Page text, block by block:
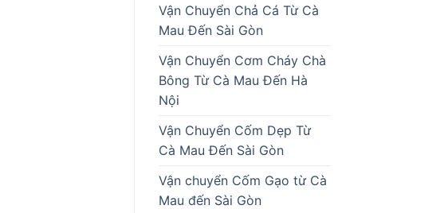
Vận Chuyển Chả Cá Từ Cà
Mau Đến Sài Gòn
Vận Chuyển Cơm Cháy Chà
Bông Từ Cà Mau Đến Hà
Nội
Vận Chuyển Cốm Dẹp Từ
Cà Mau Đến Sài Gòn
Vận chuyển Cốm Gạo từ Cà
Mau đến Sài Gòn